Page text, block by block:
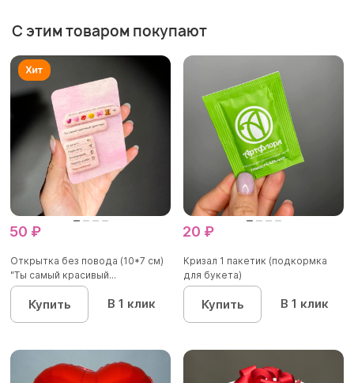
С этим товаром покупают
50 ₽
Открытка без повода (10*7 см)
"Ты самый красивый...
Купить В 1 клик
20 ₽
Кризал 1 пакетик (подкормка
для букета)
Купить В 1 клик